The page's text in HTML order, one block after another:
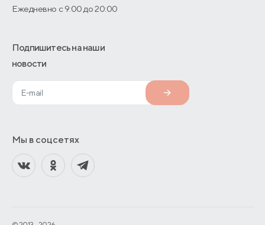
Ежедневно с 9:00 до 20:00
Подпишитесь на наши
новости
Мы в соцсетях